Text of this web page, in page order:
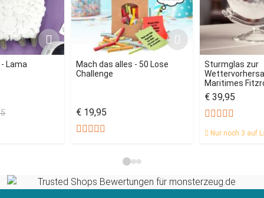
Lama
Mach das alles - 50 Lose
Challenge
€ 19,95
Sturmglas zur
Maritimes
€ 39,95
Nur noch 3 auf